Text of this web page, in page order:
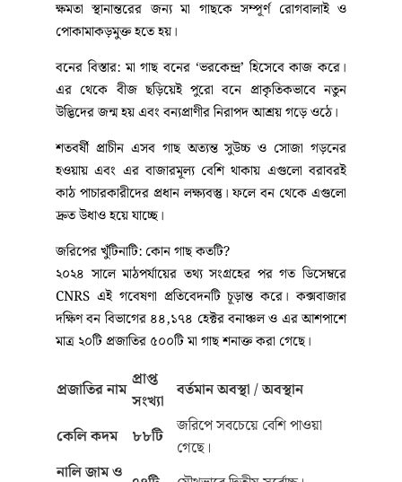
বনের ভরকেন্দ্র ‘মা গাছ’ কেন গুরুত্বপূর্ণ?
চট্টগ্রাম বিশ্ববিদ্যালয়ের ইনস্টিটিউট অব ফরেস্ট্রি অ্যান্ড
এনভায়রনমেন্টাল সায়েন্সের অধ্যাপক এবং চার দশকের
অভিজ্ঞ গবেষক মোহাম্মদ কামাল হোসাইন জানান, প্রতি
হেক্টরে অন্তত ৮ থেকে ১০টি মা গাছ থাকা বাঞ্ছনীয়। মা গাছের
প্রধান বৈশিষ্ট্যগুলো হলো:
উন্নত বংশগতি ও গঠন: এই গাছগুলোর জিনগত বৈশিষ্ট্য থাকে
চমৎকার এবং এগুলো প্রচুর পরিমাণে সবল বীজ উৎপাদনে
সক্ষম।
রোগ প্রতিরোধ ক্ষমতা: ভবিষ্যৎ প্রজন্মের গাছে রোগ প্রতিরোধ
ক্ষমতা স্থানান্তরের জন্য মা গাছকে সম্পূর্ণ রোগবালাই ও
পোকামাকড়মুক্ত হতে হয়।
বনের বিস্তার: মা গাছ বনের ‘ভরকেন্দ্র’ হিসেবে কাজ করে।
এর থেকে বীজ ছড়িয়েই পুরো বনে প্রাকৃতিকভাবে নতুন
শতবর্ষী প্রাচীন এসব গাছ অত্যন্ত সুউচ্চ ও সোজা গড়নের
হওয়ায় এবং এর বাজারমূল্য বেশি থাকায় এগুলো বরাবরই
কাঠ পাচারকারীদের প্রধান লক্ষ্যবস্তু। ফলে বন থেকে এগুলো
দ্রুত উধাও হয়ে যাচ্ছে।